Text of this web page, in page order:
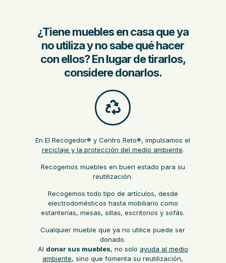
¿Tiene muebles en casa que ya
no utiliza y no sabe qué hacer
con ellos? En lugar de tirarlos,
considere donarlos.
En El Recogedor® y Centro Reto®, impulsamos el
reciclaje y la protección del medio ambiente.
Recogemos muebles en buen estado para su
reutilización.
Recogemos todo tipo de artículos, desde
electrodomésticos hasta mobiliario como
estanterías, mesas, sillas, escritorios y sofás.
Cualquier mueble que ya no utilice puede ser
donado.
Al donar sus muebles, no solo ayuda al medio
ambiente, sino que fomenta su reutilización,